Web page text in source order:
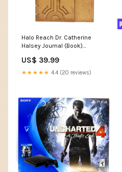
Halo Reach Dr. Catherine
Halsey Journal (Book)
US$ 39.99
★★★★★ 4.4 (20 reviews)